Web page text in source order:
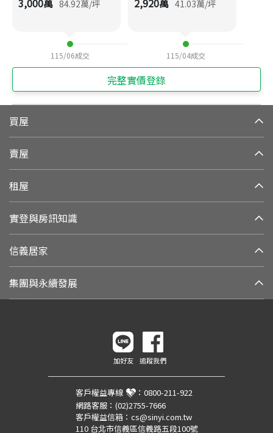
3,000萬 84.92萬/坪
115/06成交
2,920萬 41.03萬/坪
115/04成交
完整實價登錄
買屋
賣屋
租屋
實登與房訊知識
信義居家
集團與永續發展
加好友 追蹤我們
客戶權益專線 ： 0800-211-922
網路客服： (02)2755-7666
客戶權益信箱： cs@sinyi.com.tw
110 台北市信義區信義路五段100號